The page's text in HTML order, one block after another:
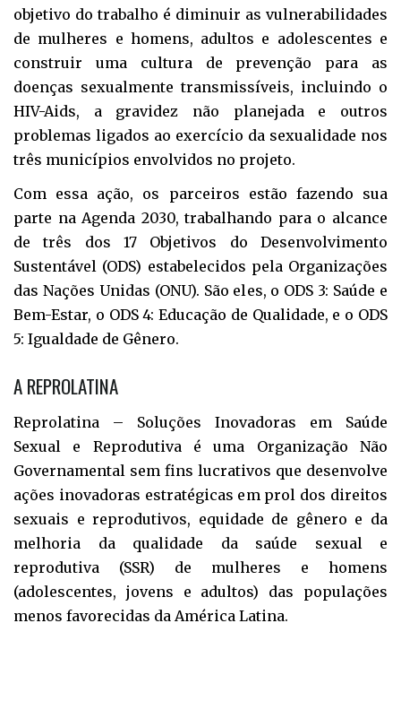
objetivo do trabalho é diminuir as vulnerabilidades
de mulheres e homens, adultos e adolescentes e
construir uma cultura de prevenção para as
doenças sexualmente transmissíveis, incluindo o
HIV-Aids, a gravidez não planejada e outros
problemas ligados ao exercício da sexualidade nos
três municípios envolvidos no projeto.
Com essa ação, os parceiros estão fazendo sua
parte na Agenda 2030, trabalhando para o alcance
de três dos 17 Objetivos do Desenvolvimento
Sustentável (ODS) estabelecidos pela Organizações
das Nações Unidas (ONU). São eles, o ODS 3: Saúde e
Bem-Estar, o ODS 4: Educação de Qualidade, e o ODS
5: Igualdade de Gênero.
A REPROLATINA
Reprolatina – Soluções Inovadoras em Saúde
Sexual e Reprodutiva é uma Organização Não
Governamental sem fins lucrativos que desenvolve
ações inovadoras estratégicas em prol dos direitos
sexuais e reprodutivos, equidade de gênero e da
melhoria da qualidade da saúde sexual e
reprodutiva (SSR) de mulheres e homens
(adolescentes, jovens e adultos) das populações
menos favorecidas da América Latina.